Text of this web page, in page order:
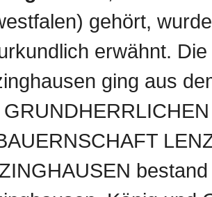
gehört,
erwähnt.
ging aus